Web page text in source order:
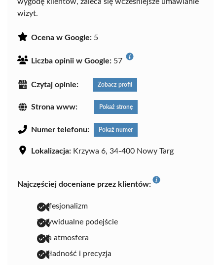
wizyt.
Ocena w Google: 5
Liczba opinii w Google: 57
Czytaj opinie: Zobacz profil
Strona www: Pokaż stronę
Numer telefonu: Pokaż numer
Lokalizacja: Krzywa 6, 34-400 Nowy Targ
Najczęściej doceniane przez klientów:
profesjonalizm
indywidualne podejście
miła atmosfera
dokładność i precyzja